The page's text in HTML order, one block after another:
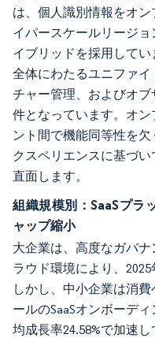
は、個人識別情報をオ
イパースケールリージ
イブリッドを採用して
全体にわたるユニファ
チャー管理、およびオ
件となっています。オ
ント間で機能同等性を
クスペリエンスに基づ
直面します。
組織規模別：SaaSプラ
ャップ縮小
大企業は、高度なガバ
ラウド環境により、2025
しかし、中小企業は消
ールのSaaSオンボーデ
均成長率24.58%で加速